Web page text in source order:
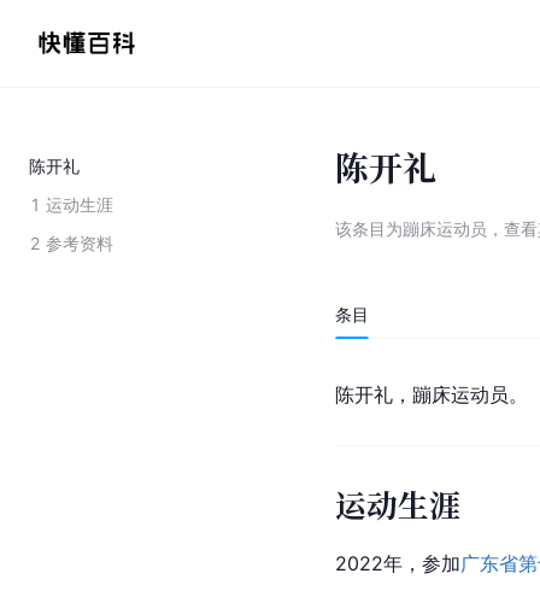
陈开礼
1 运动生涯
2 参考资料
陈开礼
该条目为蹦床运动员 ， 查看
条目
陈开礼，蹦床运动员。
运动生涯
2022年，参加广东省